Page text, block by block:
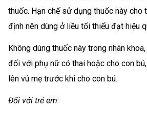
thuốc. Hạn chế sử dụng thuốc này cho
định nên dùng ở liều tối thiểu đạt hiệu
Không dùng thuốc này trong nhãn
đối với phụ nữ có thai hoặc cho con
lên vú mẹ trước khi cho con bú.
Đối với trẻ em: